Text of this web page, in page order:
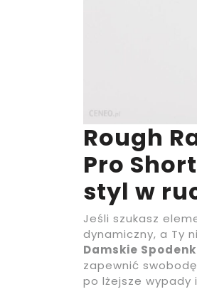
Rough
Pro
styl w
Jeśli szukasz
dynamiczny, a Ty
Damskie
zapewnić
po lżejsze wypady